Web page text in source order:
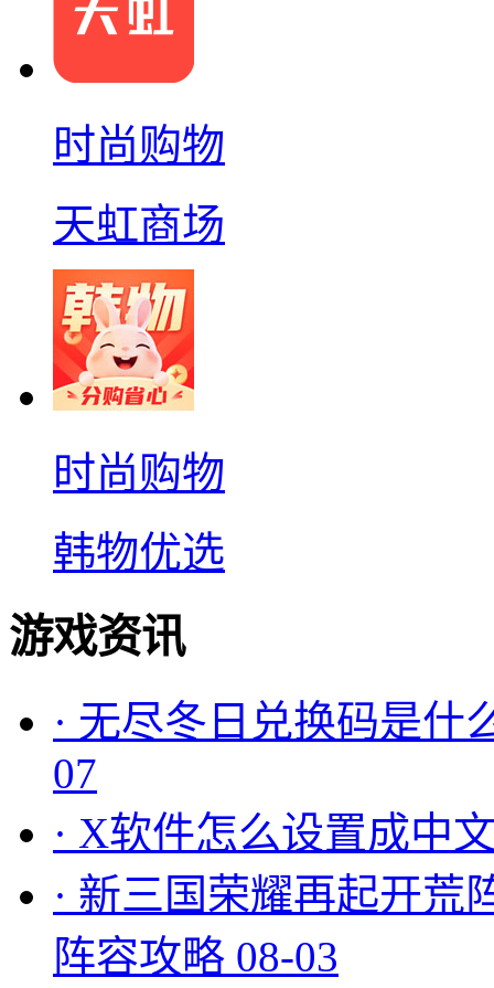
时尚购物
天虹商场
时尚购物
韩物优选
游戏资讯
· 无尽冬日兑换码是什
07
· X软件怎么设置成中
· 新三国荣耀再起开荒
阵容攻略 08-03